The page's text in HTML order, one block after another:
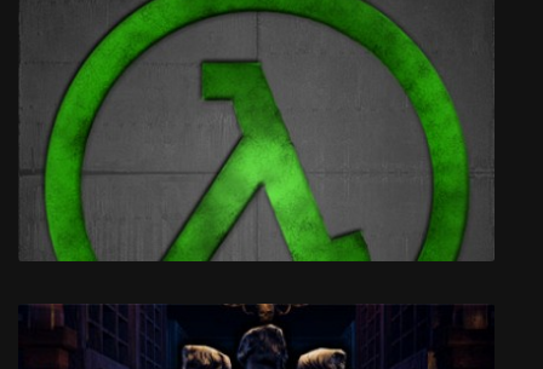
Phantom Rose